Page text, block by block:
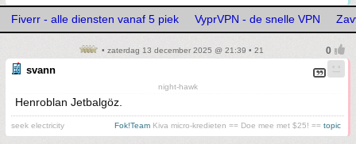
Fiverr - alle diensten vanaf 5 piek VyprVPN - de snelle VPN
• zaterdag 13 december 2025 @ 21:39 • 21
svann
night-hawk
Henroblan Jetbalgöz.
seek electricity Fok!Team Kiva micro-kredieten == Doe mee met $25! == topic